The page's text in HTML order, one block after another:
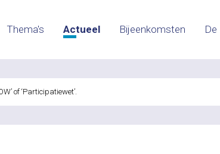
Thema's Actueel Bijeenkomsten De